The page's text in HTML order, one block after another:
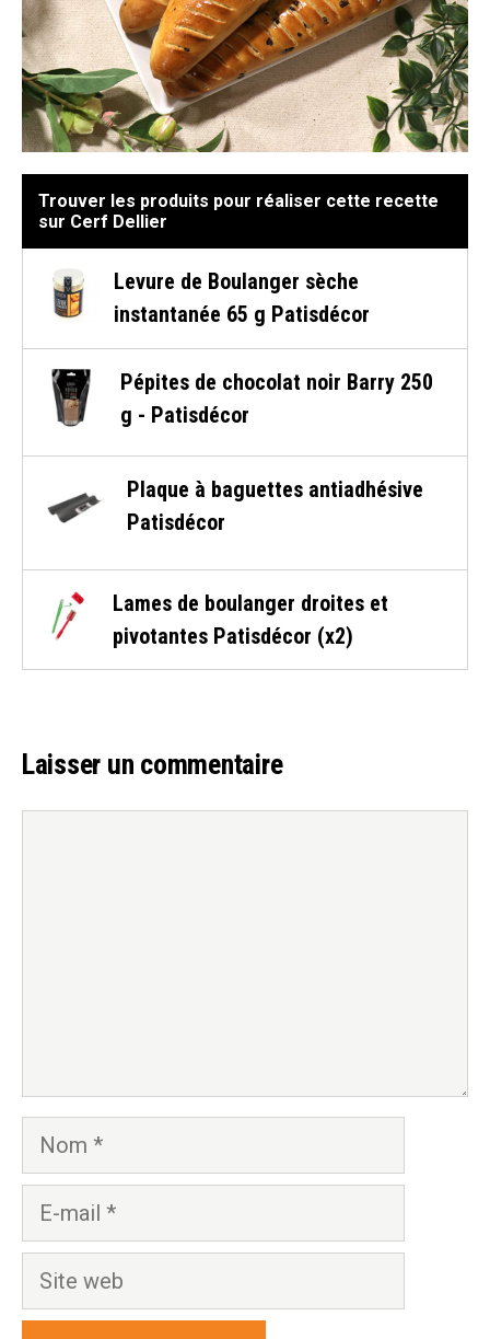
Trouver les produits pour réaliser cette recette
sur Cerf Dellier
Levure de Boulanger sèche
instantanée 65 g Patisdécor
Pépites de chocolat noir Barry 250
g - Patisdécor
Plaque à baguettes antiadhésive
Patisdécor
Lames de boulanger droites et
pivotantes Patisdécor (x2)
Laisser un commentaire
Nom
Site